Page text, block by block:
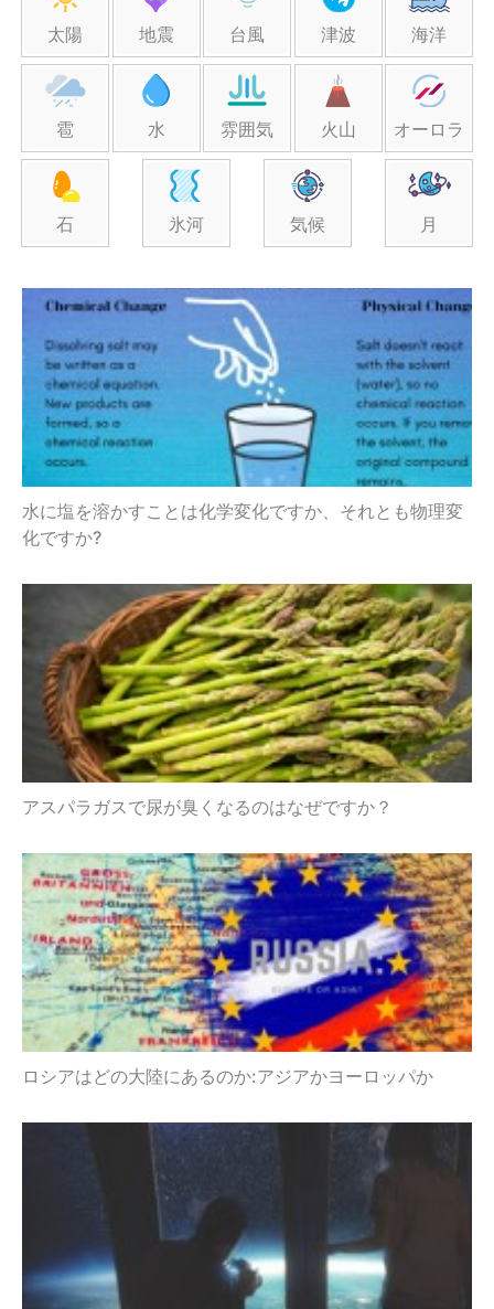
太陽 地震 台風 津波 海洋
雹 水 雰囲気 火山 オーロラ
石 氷河 気候 月
水に塩を溶かすことは化学変化ですか、それとも物理変
化ですか?
アスパラガスで尿が臭くなるのはなぜですか？
ロシアはどの大陸にあるのか:アジアかヨーロッパか